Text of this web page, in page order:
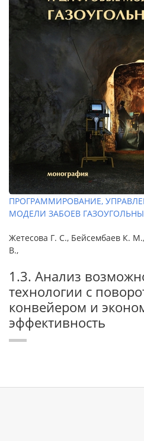
ПРОГРАММИРОВАНИЕ,
МОДЕЛИ ЗАБОЕВ
Жетесова Г. С., Бейсембаев К.
В.,
1.3. Анализ
технологии с
конвейером и
эффективность